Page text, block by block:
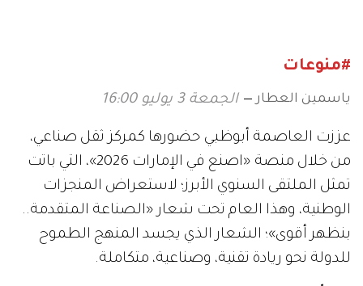
#منوعات
ياسمين العطار الجمعة 3 يوليو 16:00
عززت العاصمة أبوظبي حضورها كمركز ثقل صناعي،
من خلال منصة «اصنع في الإمارات 2026»، التي باتت
تمثل الملتقى السنوي الأبرز؛ لاستعراض المنجزات
الوطنية، وهذا العام تحت شعار «الصناعة المتقدمة..
بنظهر أقوى»؛ الشعار الذي يجسد المنهج الطموح
للدولة نحو ريادة تقنية، وصناعية، متكاملة.